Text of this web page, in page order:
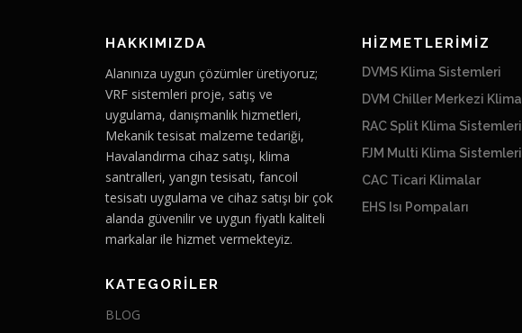
HAKKIMIZDA
Alanınıza uygun çözümler üretiyoruz;
VRF sistemleri proje, satış ve
uygulama, danışmanlık hizmetleri,
Mekanik tesisat malzeme tedariği,
Havalandırma cihaz satışı, klima
santralleri, yangın tesisatı, fancoil
tesisatı uygulama ve cihaz satışı bir çok
alanda güvenilir ve uygun fiyatlı kaliteli
markalar ile hizmet vermekteyiz.
KATEGORILER
BLOG
HİZMETLERİMİZ
DVMS Klima Sistemleri
DVM Chiller Merkezi Klima
RAC Split Klima Sistemleri
FJM Multi Klima Sistemleri
CAC Ticari Klimalar
EHS Isı Pompaları